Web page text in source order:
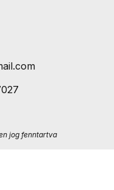
jog fenntartva